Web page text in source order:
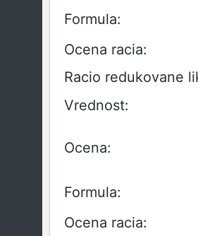
Racio redukovane